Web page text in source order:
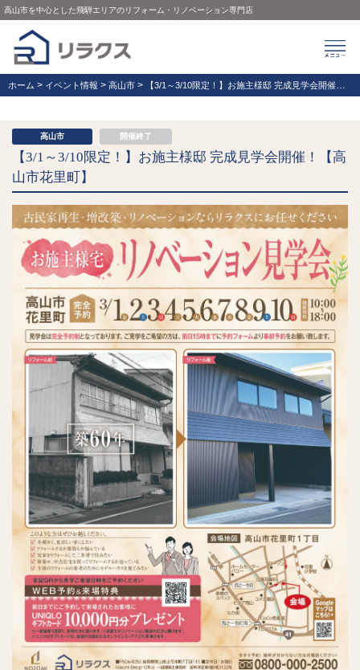
高山市を中心とした飛騨エリアのリフォーム・リノベーション専門店
ホーム > イベント情報 > 高山市 > 【3/1～3/10限定！】お施主様邸 完成見学会開催！【高山市花里町】
高山市 開催終了
【3/1～3/10限定！】お施主様邸 完成見学会開催！【高
山市花里町】